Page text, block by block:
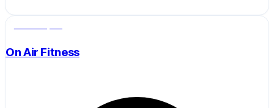
On Air Fitness